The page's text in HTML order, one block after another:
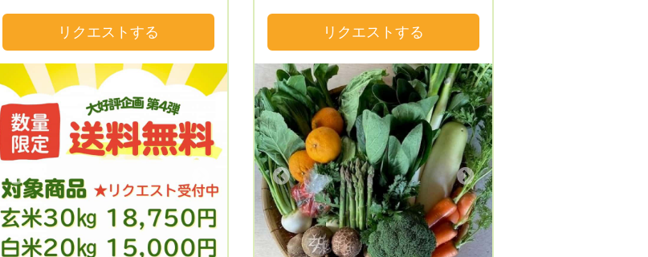
なまる農園の野菜たちをお試しいただけた
ら、と思います。 よろしくお願いしま
す。 香川県オリジナル品種さぬきのめざ
めは、穂先きまで柔らかく、シャキシャキ
とした食感、甘みがありクセのないアスパ
ラになります。ぜひお試しください。 ※指
名いただける場合、送料込みか別の記載を
よろしくお願いいたします🤲 ‼️必ずお読み
ください‼️対応できない場合があります。
※梱包の破損 商品が冷凍 等の不備がご
ざいましたら、必ず最寄りの佐川急便、に
すぐに、ご連絡、ください！念のため、お
写真もお願い致します。 ドライバーの引
き取り、商品の確認が出来次第補償の対象
リクエストする
Next
石鎚山からの湧き水『名水百選に選ばれた
水』が豊富でアルカリ性の美味しい打ち抜
き水を使い野菜栽培行っています。 有機
栽培を基本とし、化成肥料と農薬は栽培中
は控え、収穫前は一切散布せず収穫します
ので、ご年配の方小さいお子さんに安心し
て食べていただけるように構成員全員が安
全でおいしい野菜を栽培、お届けできるよ
う努めています。 収穫した野菜は風味豊
で優しい味がしますので、食された多くの
方が野菜好きになっていただければ有難く
思います。(●'◡'●)、 お客様の声をもっと
も大切に考え、ご要望に応えるべく努力し
リクエストする
Next